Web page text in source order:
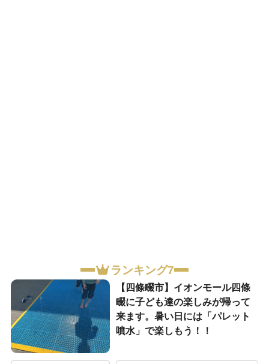
ランキング7
【四條畷市】イオンモール四條
畷に子ども達の楽しみが帰って
来ます。暑い日には「パレット
噴水」で楽しもう！！